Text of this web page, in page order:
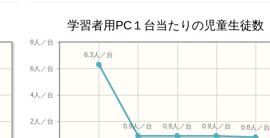
学習者用PC１台当たりの児童生徒数
2人／台
4人／台
6人／台
8人／台
0.8人／台
0.9人／台
0.9人／台
0.9人／台
6.3人／台